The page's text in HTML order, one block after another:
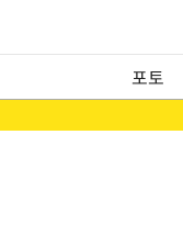
포토